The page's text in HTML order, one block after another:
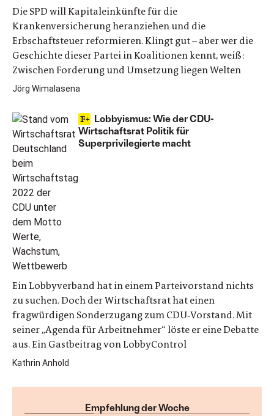
Die SPD will Kapitaleinkünfte für die
Krankenversicherung heranziehen und die
Erbschaftsteuer reformieren. Klingt gut – aber wer die
Geschichte dieser Partei in Koalitionen kennt, weiß:
Zwischen Forderung und Umsetzung liegen Welten
Jörg Wimalasena
Lobbyismus: Wie der CDU-
Wirtschaftsrat Politik für
Superprivilegierte macht
Ein Lobbyverband hat in einem Parteivorstand nichts
zu suchen. Doch der Wirtschaftsrat hat einen
fragwürdigen Sonderzugang zum CDU‑Vorstand. Mit
seiner „Agenda für Arbeitnehmer“ löste er eine Debatte
aus. Ein Gastbeitrag von LobbyControl
Kathrin Anhold
Empfehlung der Woche